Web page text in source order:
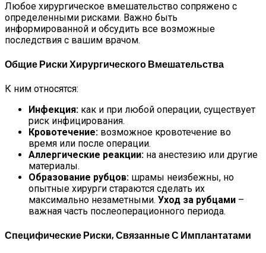
Любое хирургическое вмешательство сопряжено с
определенными рисками. Важно быть
информированной и обсудить все возможные
последствия с вашим врачом.
Общие Риски Хирургического Вмешательства
К ним относятся:
Инфекция: как и при любой операции, существует
риск инфицирования.
Кровотечение: возможное кровотечение во
время или после операции.
Аллергические реакции: на анестезию или другие
материалы.
Образование рубцов: шрамы неизбежны, но
опытные хирурги стараются сделать их
максимально незаметными. Уход за рубцами –
важная часть послеоперационного периода.
Специфические Риски, Связанные С Имплантатами